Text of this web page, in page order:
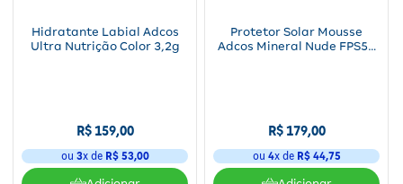
Hidratante Labial Adcos
Ultra Nutrição Color 3,2g
R$159,00
ou 3x de R$ 53,00
Protetor Solar Mousse
Adcos Mineral Nude FPS50
R$179,00
ou 4x de R$ 44,75